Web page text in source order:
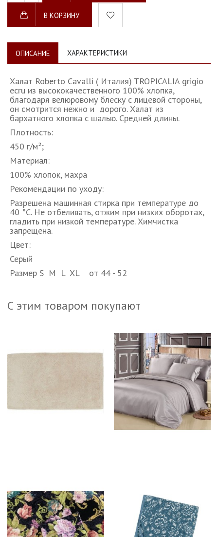
В КОРЗИНУ
ОПИСАНИЕ ХАРАКТЕРИСТИКИ
Халат Roberto Cavalli ( Италия) TROPICALIA grigio
ecru из высококачественного 100% хлопка,
благодаря велюровому блеску с лицевой стороны,
он смотрится нежно и дорого. Халат из
бархатного хлопка с шалью. Средней длины.
Плотность:
450 г/м²;
Материал:
100% хлопок, махра
Рекомендации по уходу:
Разрешена машинная стирка при температуре до
40 °С. Не отбеливать, отжим при низких оборотах,
гладить при низкой температуре. Химчистка
запрещена.
Цвет:
Серый
Размер S M L XL от 44 - 52
С этим товаром покупают